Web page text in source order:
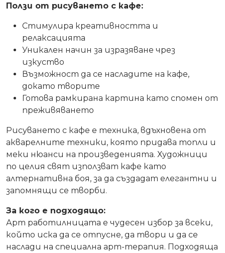
Ползи от рисуването с кафе:
Стимулира креативността и
релаксацията
Уникален начин за изразяване чрез
изкуство
Възможност да се насладите на кафе,
докато творите
Готова рамкирана картина като спомен от
преживяването
Рисуването с кафе е техника, вдъхновена от
акварелните техники, която придава топли и
меки нюанси на произведенията. Художници
по целия свят използват кафе като
алтернативна боя, за да създадат елегантни и
запомнящи се творби.
За кого е подходящо:
Арт работилницата е чудесен избор за всеки,
който иска да се отпусне, да твори и да се
наслади на специална арт-терапия. Подходяща